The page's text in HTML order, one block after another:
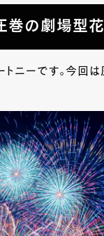
巻の劇場型
トニーです。今